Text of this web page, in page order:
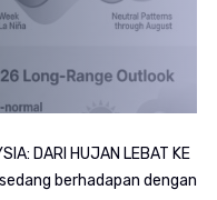
DARI HUJAN LEBAT KE
berhadapan dengan